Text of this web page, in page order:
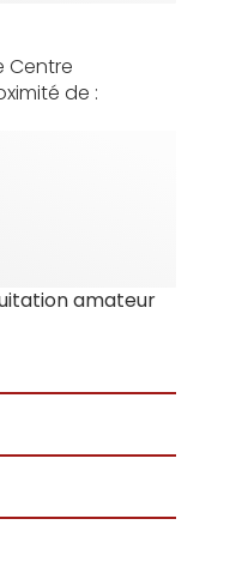
Centre
de :
amateur